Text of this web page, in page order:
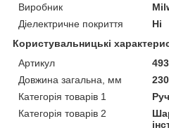
Виробник
Діелектричне покриття
Ні
Користувальницькі
Артикул
Довжина загальна, мм
230
Категорія товарів 1
Категорія товарів 2